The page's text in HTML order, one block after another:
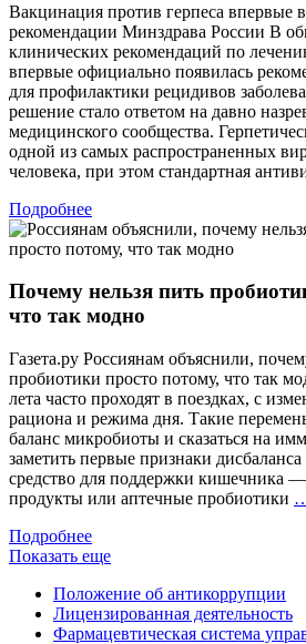
Вакцинация против герпеса впервые
рекомендации Минздрава России В
клинических рекомендаций по
впервые официально появилась
для профилактики рецидивов
решение стало ответом на давно
медицинского сообщества.
одной из самых распространенных
человека, при этом стандартная
Подробнее
Почему нельзя пить
что так модно
Газета.ру Россиянам объяснили,
пробиотики просто потому, что так
лета часто проходят в поездках, с
рациона и режима дня. Такие
баланс микробиоты и сказаться на
заметить первые признаки
средство для поддержки кишечника
продукты или аптечные пробиотики
Подробнее
Показать еще
Положение об антикоррупции
Лицензированная деятельность
Фармацевтическая система